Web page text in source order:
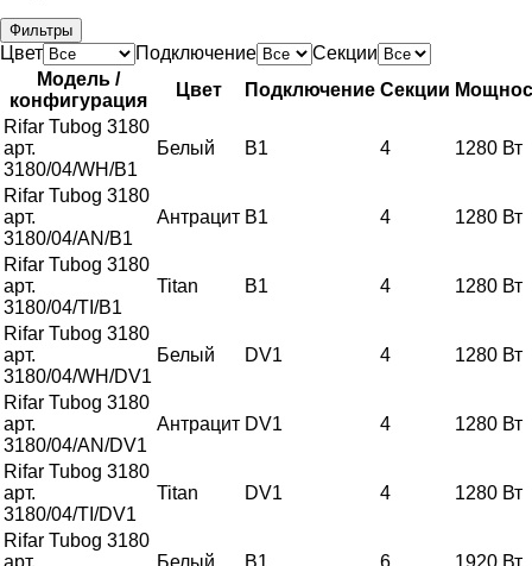
Фильтры
Цвет Подключение
Секции
Модель /
конфигурация
Цвет Подключение Секции
Rifar Tubog 3180
арт.
3180/04/WH/B1
Белый B1 4 1280 Вт
Rifar Tubog 3180
арт.
3180/04/AN/B1
Антрацит B1 4 1280 Вт
Rifar Tubog 3180
арт.
3180/04/TI/B1
Titan B1 4 1280 Вт
Rifar Tubog 3180
арт.
3180/04/WH/DV1
Белый DV1 4 1280 Вт
Rifar Tubog 3180
арт.
3180/04/AN/DV1
Антрацит DV1 4 1280 Вт
Rifar Tubog 3180
арт.
3180/04/TI/DV1
Titan DV1 4 1280 Вт
Rifar Tubog 3180